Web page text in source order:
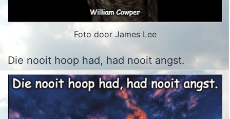
Foto door James Lee
Die nooit hoop had, had nooit angst.